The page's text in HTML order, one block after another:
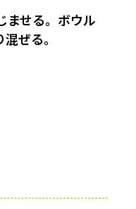
ませる。ボウル
ぜる。